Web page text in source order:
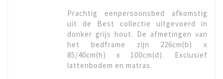
Prachtig eenpersoonsbed afkomstig
uit de Best collectie uitgevoerd in
donker grijs hout. De afmetingen van
het bedframe zijn 226cm(b) x
85/40cm(h) x 100cm(d). Exclusief
lattenbodem en matras.